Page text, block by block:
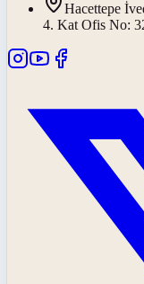
Hacettepe
4. Kat Ofis No: